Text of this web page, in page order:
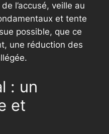
l’accusé, veille au
et tente
possible, que ce
une réduction des
: un
et